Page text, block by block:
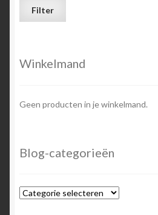
Filter
Winkelmand
Geen producten in je winkelmand.
Blog-categorieën
Blog-